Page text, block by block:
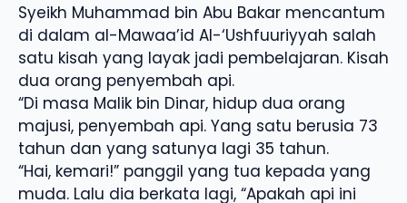
Syeikh Muhammad bin Abu Bakar mencantum
di dalam al-Mawaa’id Al-‘Ushfuuriyyah salah
satu kisah yang layak jadi pembelajaran. Kisah
dua orang penyembah api.
“Di masa Malik bin Dinar, hidup dua orang
majusi, penyembah api. Yang satu berusia 73
tahun dan yang satunya lagi 35 tahun.
“Hai, kemari!” panggil yang tua kepada yang
muda. Lalu dia berkata lagi, “Apakah api ini